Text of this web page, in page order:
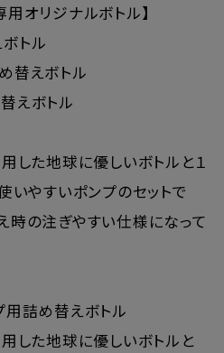
オリジナルボトル】
トル
替えボトル
えボトル
した地球に優しいボトルと１
いやすいポンプのセットで
時の注ぎやすい仕様になって
用詰め替えボトル
した地球に優しいボトルと